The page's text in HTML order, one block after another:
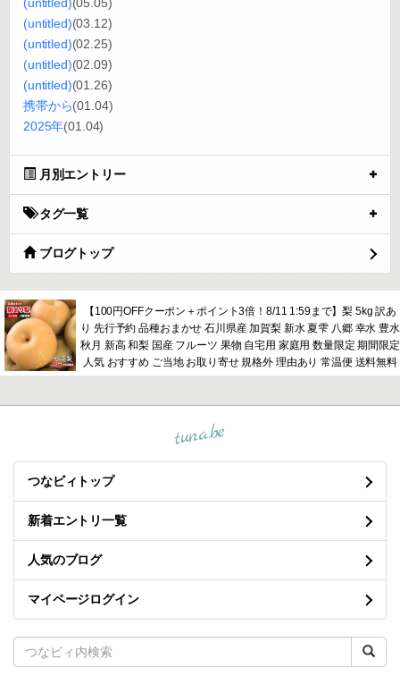
(untitled)(03.12)
(untitled)(02.25)
(untitled)(02.09)
(untitled)(01.26)
携帯から(01.04)
2025年(01.04)
月別エントリー
タグ一覧
ブログトップ
【100円OFFクーポン＋ポイント3倍！8/11 1:59まで】梨 5kg 訳あ
り 先行予約 品種おまかせ 石川県産 加賀梨 新水 夏雫 八郷 幸水 豊水
秋月 新高 和梨 国産 フルーツ 果物 自宅用 家庭用 数量限定 期間限定
人気 おすすめ ご当地 お取り寄せ 規格外 理由あり 常温便 送料無料
tuna.be
つなビィトップ
新着エントリ一覧
人気のブログ
マイページログイン